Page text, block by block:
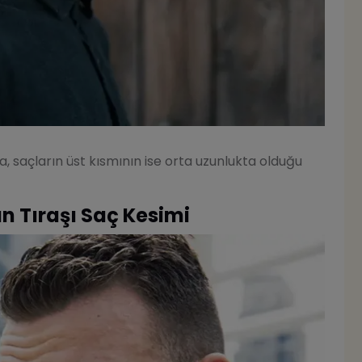
saçların üst kısmının ise orta uzunlukta olduğu
Tıraşı Saç Kesimi